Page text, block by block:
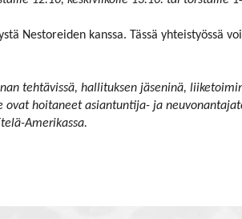
Nestoreiden kanssa. Tässä yhteistyössä
tehtävissä, hallituksen jäseninä,
hoitaneet asiantuntija- ja
Amerikassa.